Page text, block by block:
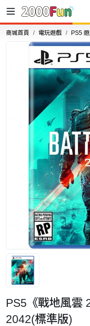
商城首頁 電玩遊戲 PS5
PS5《戰地風雲
2042(標準版)